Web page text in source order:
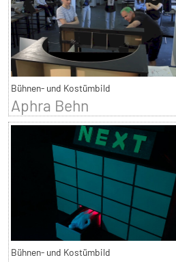
Bühnen- und Kostümbild
Aphra Behn
Bühnen- und Kostümbild